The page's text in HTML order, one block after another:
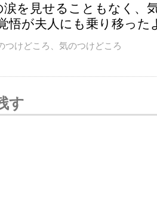
涙を見せることもなく、
悟が夫人にも乗り移った
つけどころ、気のつけどころ
す